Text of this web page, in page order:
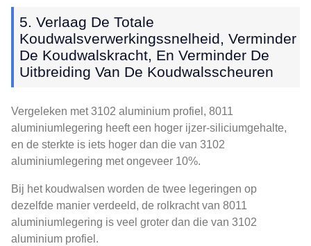
5. Verlaag De Totale
Koudwalsverwerkingssnelheid, Verminder
De Koudwalskracht, En Verminder De
Uitbreiding Van De Koudwalsscheuren
Vergeleken met 3102 aluminium profiel, 8011
aluminiumlegering heeft een hoger ijzer-siliciumgehalte,
en de sterkte is iets hoger dan die van 3102
aluminiumlegering met ongeveer 10%.
Bij het koudwalsen worden de twee legeringen op
dezelfde manier verdeeld, de rolkracht van 8011
aluminiumlegering is veel groter dan die van 3102
aluminium profiel.